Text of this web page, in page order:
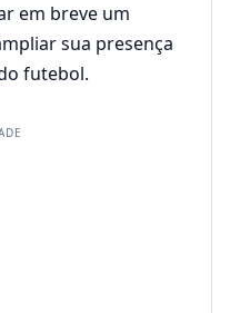
em breve um
sua presença
futebol.